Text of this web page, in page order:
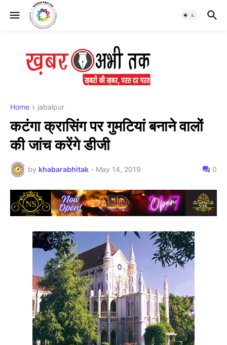
Home jabalpur
कटंगा क्रासिंग पर गुमटियां बनाने वालों
की जांच करेंगे डीजी
by khabarabhitak - May 14, 2019 0